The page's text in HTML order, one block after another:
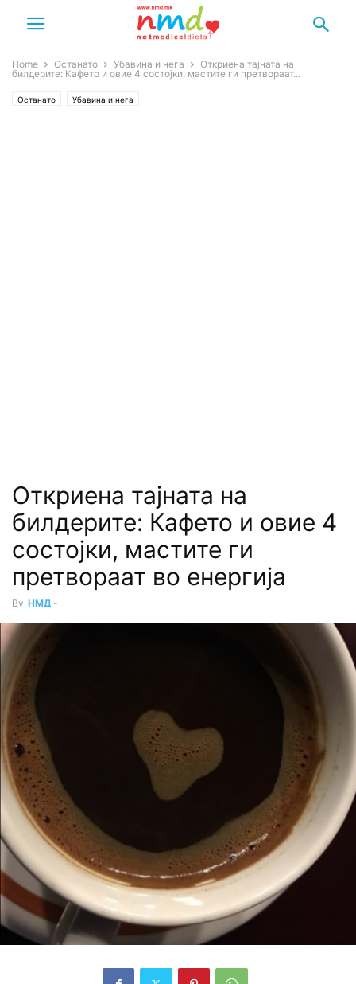
Home Останато Убавина и нега
Откриена тајната на
билдерите: Кафето и овие 4 состојки, мастите ги претвораат...
Останато Убавина и нега
Откриена тајната на
билдерите: Кафето и овие 4
состојки, мастите ги
претвораат во енергија
By НМД -